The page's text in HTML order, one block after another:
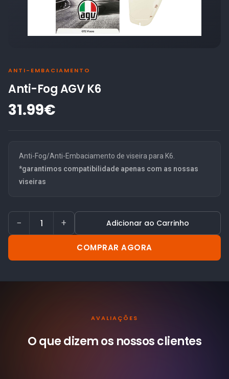
ANTI-EMBACIAMENTO
Anti-Fog AGV K6
31.99€
Anti-Fog/Anti-Embaciamento de viseira para K6.
*garantimos compatibilidade apenas com as nossas
viseiras
− + Adicionar ao Carrinho
COMPRAR AGORA
AVALIAÇÕES
O que dizem os nossosclientes